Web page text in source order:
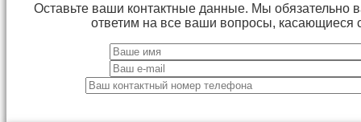
Оставьте ваши контактные данные. Мы обязательно
ответим на все ваши вопросы, касающиеся